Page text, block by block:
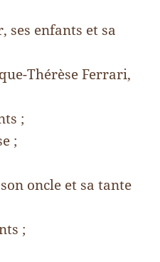
ses enfants et sa
Thérèse Ferrari,
;
;
oncle et sa tante
;